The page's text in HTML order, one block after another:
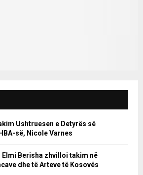
Ushtruesen e Detyrës së
së, Nicole Varnes
Elmi Berisha zhvilloi takim në
dhe të Arteve të Kosovës